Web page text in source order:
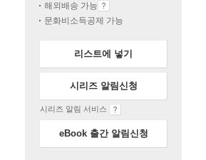
해외배송 가능
문화비소득공제 가능
리스트에 넣기
시리즈 알림신청
시리즈 알림 서비스
eBook 출간 알림신청